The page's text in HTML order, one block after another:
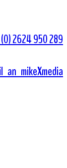
2624 950 289
an mikeXmedia